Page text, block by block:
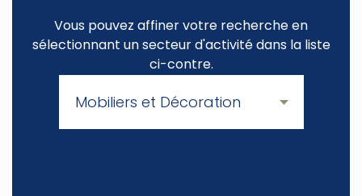
Vous pouvez affiner votre recherche en
sélectionnant un secteur d'activité dans la liste
ci-contre.